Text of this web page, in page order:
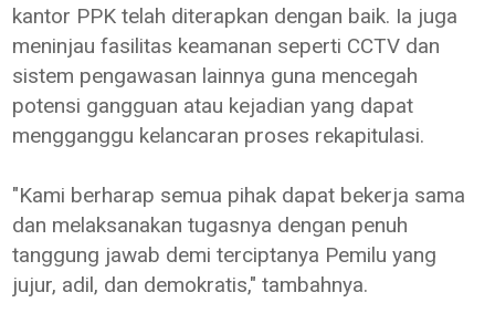
kantor PPK telah diterapkan dengan baik. Ia juga
meninjau fasilitas keamanan seperti CCTV dan
sistem pengawasan lainnya guna mencegah
potensi gangguan atau kejadian yang dapat
mengganggu kelancaran proses rekapitulasi.
"Kami berharap semua pihak dapat bekerja sama
dan melaksanakan tugasnya dengan penuh
tanggung jawab demi terciptanya Pemilu yang
jujur, adil, dan demokratis," tambahnya.